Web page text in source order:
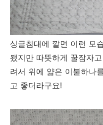
싱글침대에 깔면 이런 모
됐지만 따뜻하게 꿀잠자
려서 위에 얇은 이불하나
고 좋더라구요!